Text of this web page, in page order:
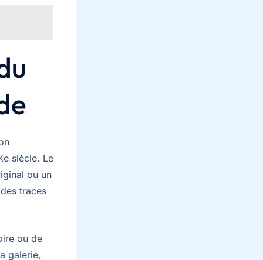
siècle. Le
ou un
traces
ou de
galerie,